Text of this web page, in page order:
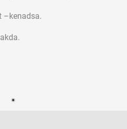
–kenadsa.